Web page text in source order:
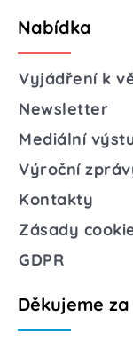
Nabídka
Vyjádření k
Newsletter
Mediální
Výroční
Kontakty
Zásady
GDPR
Děkujeme